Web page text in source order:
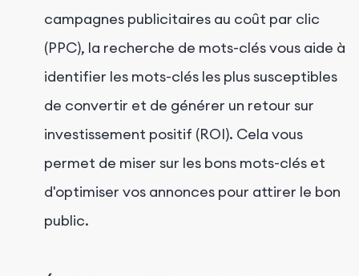
campagnes publicitaires au coût par clic
(PPC), la recherche de mots-clés vous aide à
identifier les mots-clés les plus susceptibles
de convertir et de générer un retour sur
investissement positif (ROI). Cela vous
permet de miser sur les bons mots-clés et
d'optimiser vos annonces pour attirer le bon
public.